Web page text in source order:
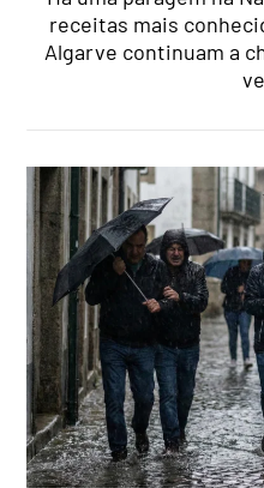
receitas mais
Algarve continuam a